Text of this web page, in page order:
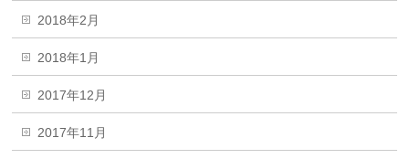
2018年2月
2018年1月
2017年12月
2017年11月